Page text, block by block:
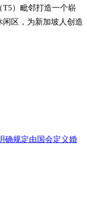
）毗邻打造一个崭
区，为新加坡人创造
确规定由国会定义婚